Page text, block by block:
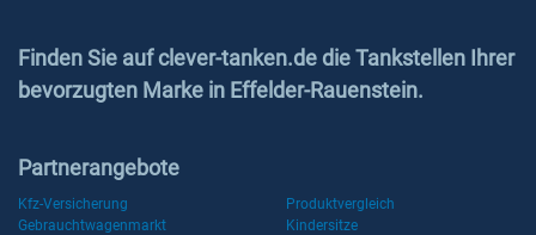
Finden Sie auf clever-tanken.de die Tankstellen Ihrer
bevorzugten Marke in Effelder-Rauenstein.
Partnerangebote
Kfz-Versicherung
Produktvergleich
Gebrauchtwagenmarkt
Kindersitze